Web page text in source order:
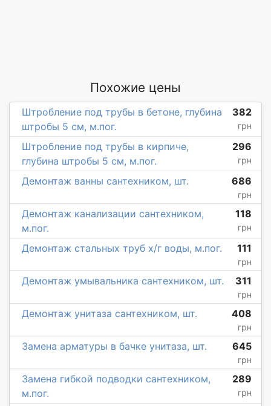
Похожие цены
Штробление под трубы в бетоне, глубина
штробы 5 см, м.пог.
382
грн
Штробление под трубы в кирпиче,
глубина штробы 5 см, м.пог.
296
грн
Демонтаж ванны сантехником, шт. 686
грн
Демонтаж канализации сантехником,
м.пог.
118
грн
Демонтаж стальных труб х/г воды, м.пог. 111
грн
Демонтаж умывальника сантехником, шт. 311
грн
Демонтаж унитаза сантехником, шт. 408
грн
Замена арматуры в бачке унитаза, шт. 645
грн
Замена гибкой подводки сантехником,
м.пог.
289
грн